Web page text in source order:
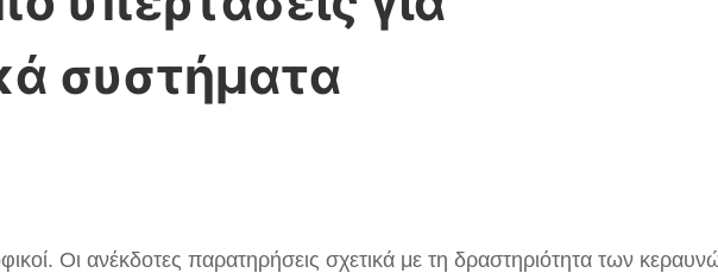
συστήματα
Οι ανέκδοτες παρατηρήσεις σχετικά με τη δραστηριότητα των